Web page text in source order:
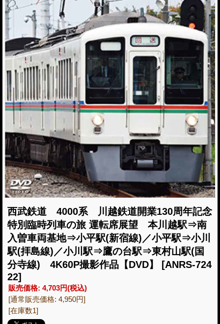
西武鉄道 4000系 川越鉄道開業130周年記念
特別臨時列車の旅 運転席展望 本川越駅⇒南
入曽車両基地⇒小平駅(新宿線)／小平駅⇒小川
駅(拝島線)／小川駅⇒鷹の台駅⇒東村山駅(国
分寺線) 4K60P撮影作品【DVD】
[ANRS-724
22]
販売価格: 4,703円(税込)
[通常販売価格: 4,950円]
[在庫数1]